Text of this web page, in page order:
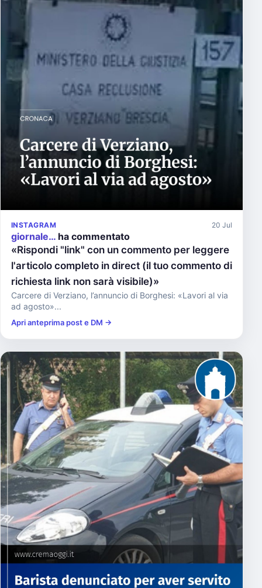
INSTAGRAM 20 Jul
giornale… ha commentato
«Rispondi "link" con un commento per leggere
l'articolo completo in direct (il tuo commento di
richiesta link non sarà visibile)»
Carcere di Verziano, l’annuncio di Borghesi: «Lavori al via
ad agosto»...
Apri anteprima post e DM →